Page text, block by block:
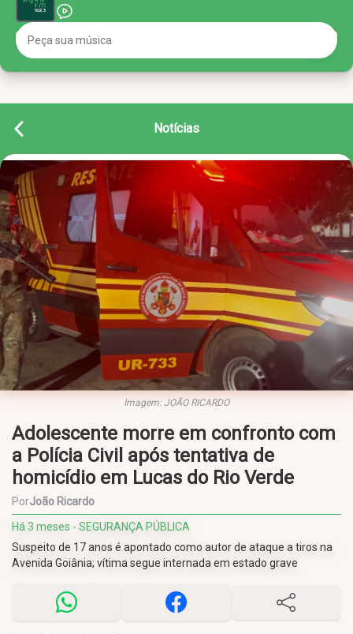
Notícias
Imagem: JOÃO RICARDO
Adolescente morre em confronto com
a Polícia Civil após tentativa de
homicídio em Lucas do Rio Verde
PorJoão Ricardo
Há 3 meses - SEGURANÇA PÚBLICA
Suspeito de 17 anos é apontado como autor de ataque a tiros na
Avenida Goiânia; vítima segue internada em estado grave